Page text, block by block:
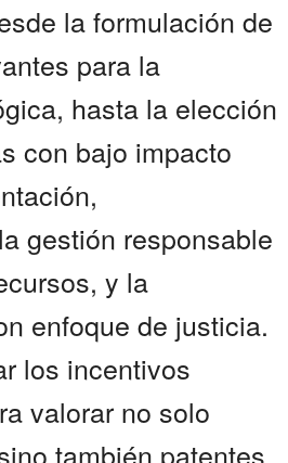
la formulación de
para la
hasta la elección
con bajo impacto
gestión responsable
y la
enfoque de justicia.
los incentivos
valorar no solo
también patentes